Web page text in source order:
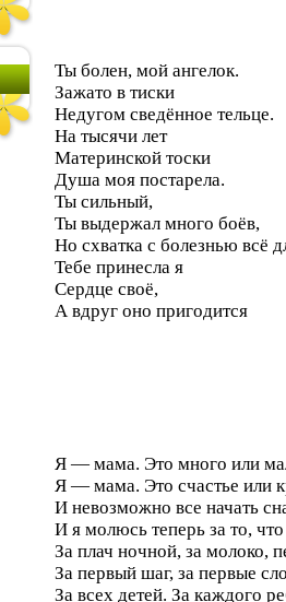
Ты болен, мой ангелок.
Зажато в тиски
Недугом сведённое тельце.
На тысячи лет
Материнской тоски
Душа моя постарела.
Ты сильный,
Ты выдержал много боёв,
Но схватка с болезнью всё
Тебе принесла я
Сердце своё,
А вдруг оно пригодится
Я — мама. Это много или
Я — мама. Это счастье или
И невозможно все начать
И я молюсь теперь за то, что
За плач ночной, за молоко,
За первый шаг, за первые
За всех детей. За каждого